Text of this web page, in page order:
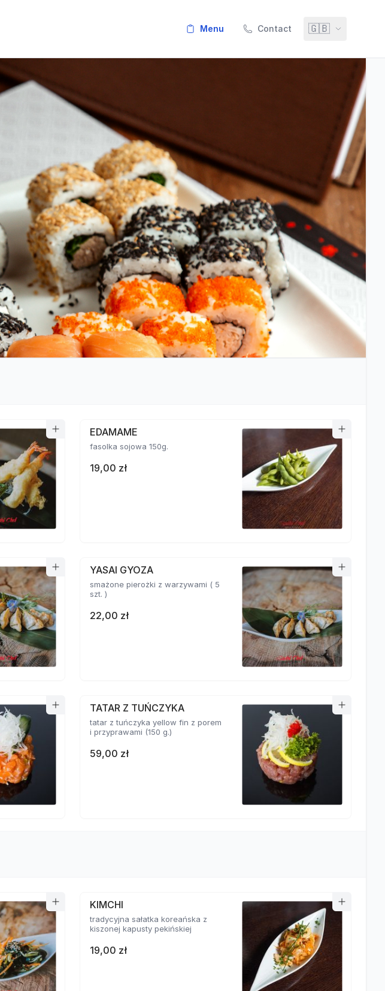
menu Contact 🇬🇧
EDAMAME
fasolka sojowa 150g.
19,00 zł
YASAI GYOZA
smażone pierożki z warzywami ( 5
szt. )
22,00 zł
TATAR Z TUŃCZYKA
tatar z tuńczyka yellow fin z porem
i przyprawami (150 g.)
59,00 zł
KIMCHI
tradycyjna sałatka koreańska z
kiszonej kapusty pekińskiej
19,00 zł